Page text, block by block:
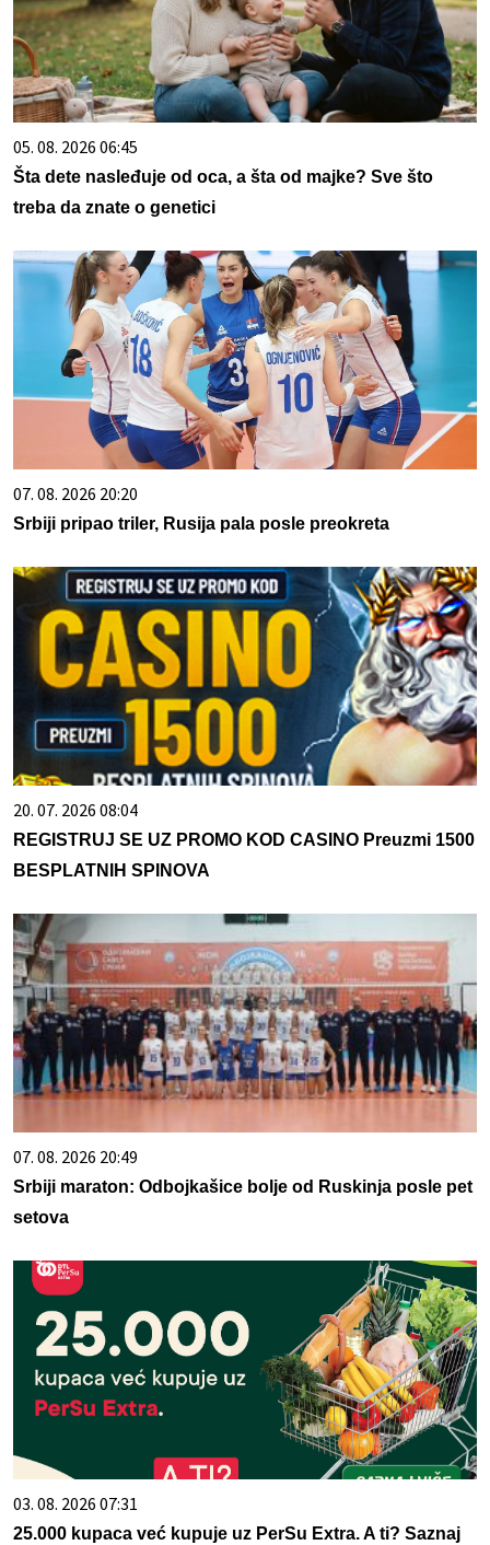
05. 08. 2026 06:45
Šta dete nasleđuje od oca, a šta od majke? Sve što
treba da znate o genetici
07. 08. 2026 20:20
Srbiji pripao triler, Rusija pala posle preokreta
20. 07. 2026 08:04
REGISTRUJ SE UZ PROMO KOD CASINO Preuzmi 1500
BESPLATNIH SPINOVA
07. 08. 2026 20:49
Srbiji maraton: Odbojkašice bolje od Ruskinja posle pet
setova
03. 08. 2026 07:31
25.000 kupaca već kupuje uz PerSu Extra. A ti? Saznaj